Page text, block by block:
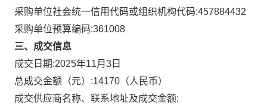
采购单位社会统一信用代码或组织机构代码:457884432
采购单位预算编码:361008
三、成交信息
成交日期:2025年11月3日
总成交金额（元）:14170 （人民币）
成交供应商名称、联系地址及成交金额: